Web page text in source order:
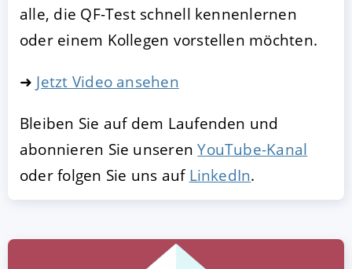
alle, die QF-Test schnell kennenlernen
oder einem Kollegen vorstellen möchten.
➜ Jetzt Video ansehen
Bleiben Sie auf dem Laufenden und
abonnieren Sie unserenYouTube-Kanal
oder folgen Sie uns aufLinkedIn.